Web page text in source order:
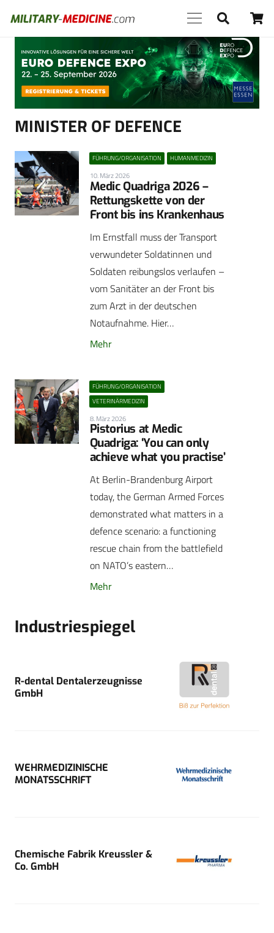
Anzeige
MINISTER OF DEFENCE
FÜHRUNG/ORGANISATION HUMANMEDIZIN
10. März 2026
Medic Quadriga 2026 –
Rettungskette von der
Front bis ins Krankenhaus
Im Ernstfall muss der Transport
verwundeter Soldatinnen und
Soldaten reibungslos verlaufen –
vom Sanitäter an der Front bis
zum Arzt in der deutschen
Notaufnahme. Hier…
Mehr
FÜHRUNG/ORGANISATION
VETERINÄRMEDIZIN
8. März 2026
Pistorius at Medic
Quadriga: ‘You can only
achieve what you practise’
At Berlin-Brandenburg Airport
today, the German Armed Forces
demonstrated what matters in a
defence scenario: a functioning
rescue chain from the battlefield
on NATO’s eastern…
Mehr
Industriespiegel
R-dental Dentalerzeugnisse
GmbH
WEHRMEDIZINISCHE
MONATSSCHRIFT
Chemische Fabrik Kreussler &
Co. GmbH